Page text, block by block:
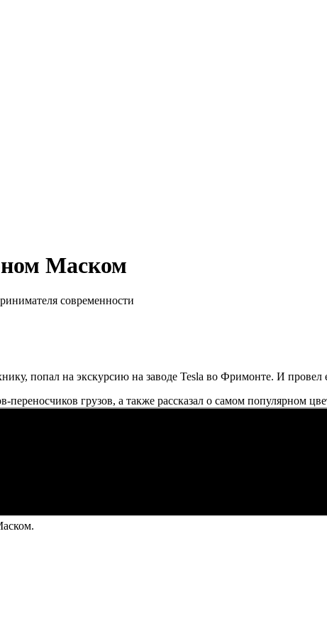
Маском
современности
попал на экскурсию на заводе Tesla во Фримонте. И
грузов, а также рассказал о самом популярном